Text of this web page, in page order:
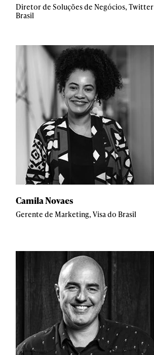
Diretor de Soluções de Negócios, Twitter
Brasil
Camila Novaes
Gerente de Marketing, Visa do Brasil